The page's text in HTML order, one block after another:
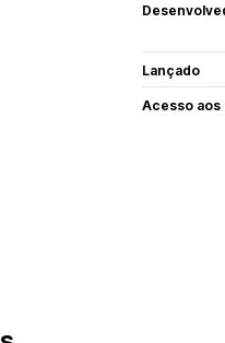
Lançado
Acesso aos